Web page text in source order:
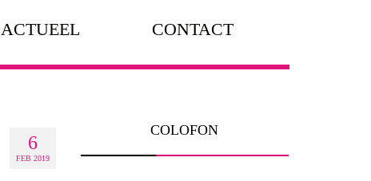
ACTUEEL CONTACT
6
FEB 2019
COLOFON